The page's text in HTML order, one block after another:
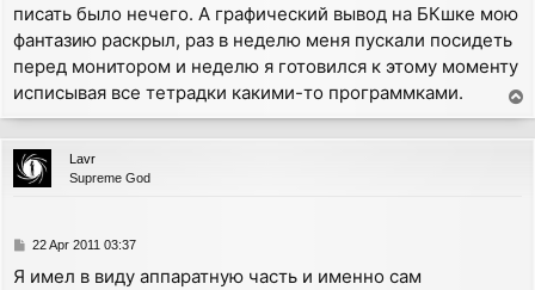
писать было нечего. А графический вывод на БКшке мою
фантазию раскрыл, раз в неделю меня пускали посидеть
перед монитором и неделю я готовился к этому моменту
исписывая все тетрадки какими-то программками.
o
p
Lavr
Supreme God
P
s
22 Apr 2011 03:37
Я имел в виду аппаратную часть и именно сам